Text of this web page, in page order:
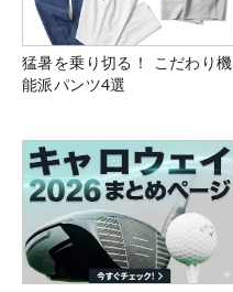
猛暑を乗り切る！ こだわり機
能派パンツ4選